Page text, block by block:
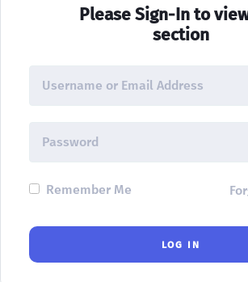
Please Sign-In to
section
Remember Me